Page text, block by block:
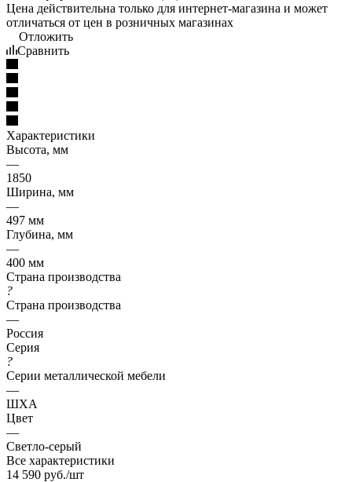
Цена действительна только для интернет-магазина и может
отличаться от цен в розничных магазинах
Отложить
Сравнить
Характеристики
Высота, мм
—
1850
Ширина, мм
—
497 мм
Глубина, мм
—
400 мм
Страна производства
?
Страна производства
—
Россия
Серия
?
Серии металлической мебели
—
ШХА
Цвет
—
Светло-серый
Все характеристики
14 590 руб./шт